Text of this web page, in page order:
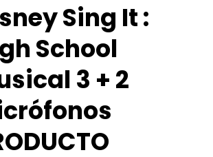
Sing It :
School
3 + 2